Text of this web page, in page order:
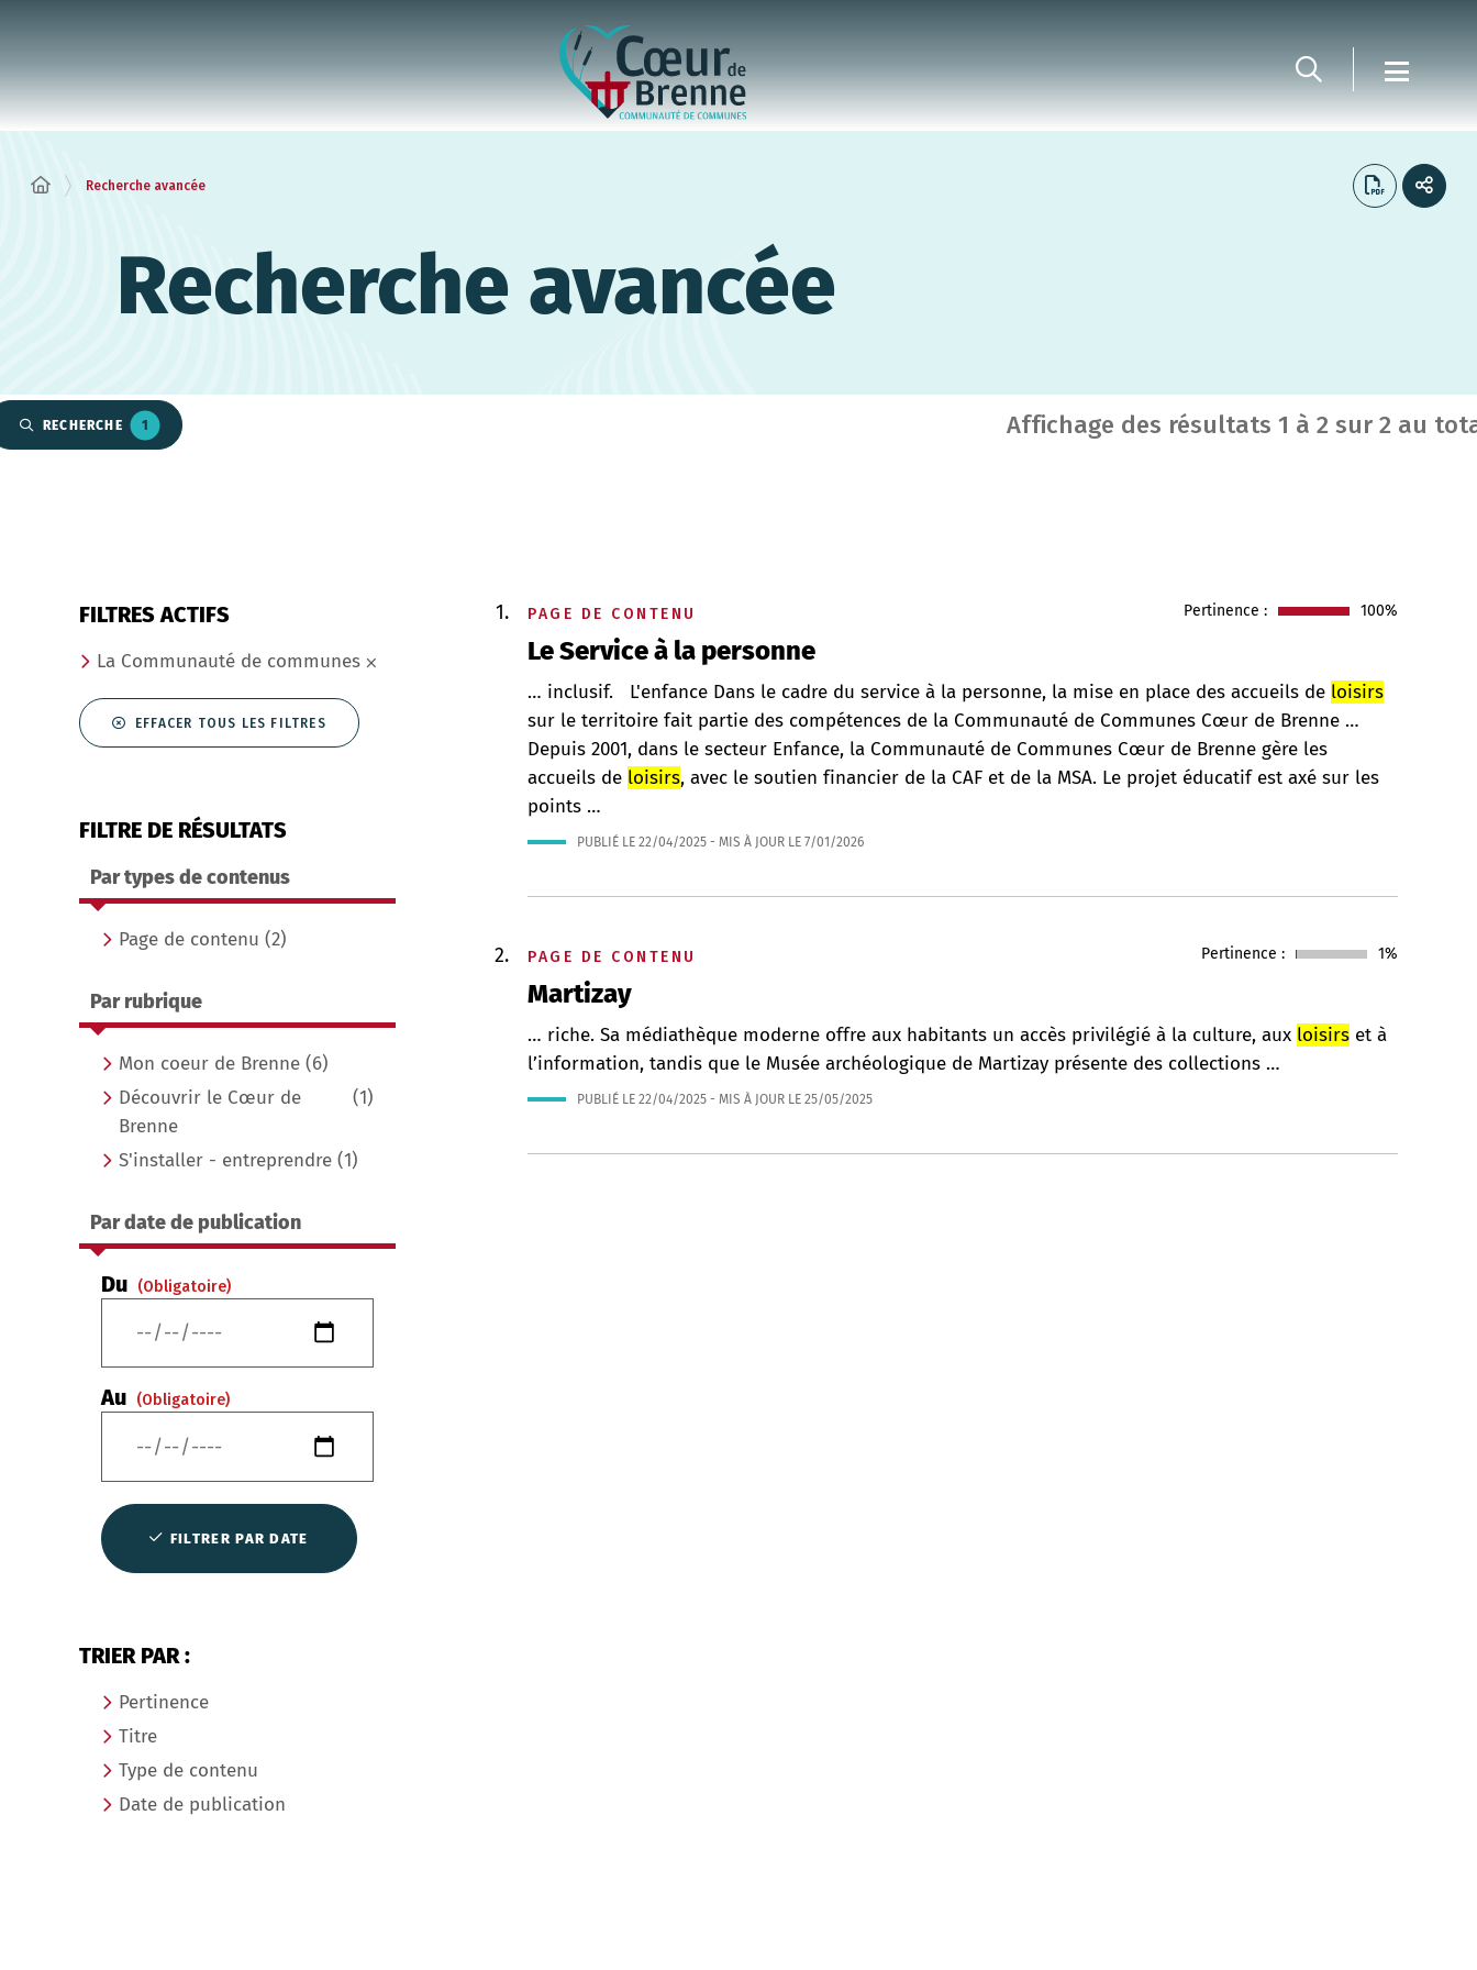
Recherche avancée
Recherche avancée
RECHERCHE 1 Affichage des résultats 1 à 2 sur 2 au
FILTRES ACTIFS
La Communauté de communes
EFFACER TOUS LES FILTRES
FILTRE DE RÉSULTATS
Par types de contenus
Page de contenu (2)
Par rubrique
Mon coeur de Brenne (6)
Découvrir le Cœur de
Brenne
(1)
S'installer - entreprendre (1)
Par date de publication
Du (Obligatoire)
Au (Obligatoire)
FILTRER PAR DATE
TRIER PAR :
Pertinence
Titre
Type de contenu
Date de publication
PAGE DE CONTENU
Le Service à la personne
Pertinence : 100%
… inclusif. L'enfance Dans le cadre du service à la personne, la mise en place des accueils de loisirs
sur le territoire fait partie des compétences de la Communauté de Communes Cœur de Brenne …
Depuis 2001, dans le secteur Enfance, la Communauté de Communes Cœur de Brenne gère les
accueils de loisirs, avec le soutien financier de la CAF et de la MSA. Le projet éducatif est axé sur les
points …
PUBLIÉ LE 22/04/2025 - MIS À JOUR LE 7/01/2026
PAGE DE CONTENU
Martizay
Pertinence : 1%
… riche. Sa médiathèque moderne offre aux habitants un accès privilégié à la culture, aux loisirs et à
l’information, tandis que le Musée archéologique de Martizay présente des collections …
PUBLIÉ LE 22/04/2025 - MIS À JOUR LE 25/05/2025